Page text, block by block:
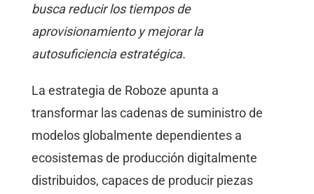
busca reducir los tiempos de
aprovisionamiento y mejorar la
autosuficiencia estratégica.
La estrategia de Roboze apunta a
transformar las cadenas de suministro de
modelos globalmente dependientes a
ecosistemas de producción digitalmente
distribuidos, capaces de producir piezas